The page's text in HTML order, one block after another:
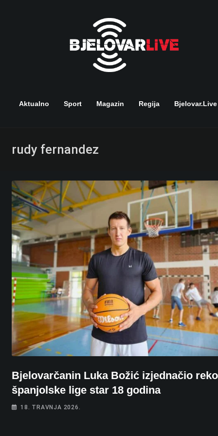
Aktualno Sport Magazin Regija Bjelovar.live
rudy fernandez
Bjelovarčanin Luka Božić izjednačio
španjolske lige star 18 godina
18. TRAVNJA 2026.